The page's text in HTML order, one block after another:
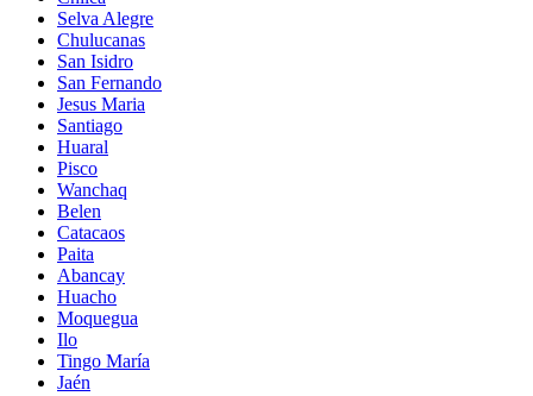
Selva Alegre
Chulucanas
San Isidro
San Fernando
Jesus Maria
Santiago
Huaral
Pisco
Wanchaq
Belen
Catacaos
Paita
Abancay
Huacho
Moquegua
Ilo
Tingo María
Jaén